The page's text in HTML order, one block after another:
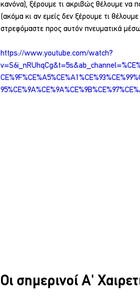
κανόνα), ξέρουμε τι ακριβώς θέλουμε να
(ακόμα κι αν εμείς δεν ξέρουμε τι
στρεφόμαστε προς αυτόν πνευματικά
https://www.youtube.com/watch?
Οι σημερινοί A'